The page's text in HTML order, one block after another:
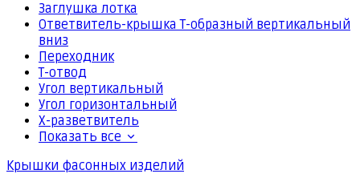
Заглушка лотка
Ответвитель-крышка Т-образный вертикальный
вниз
Переходник
Т-отвод
Угол вертикальный
Угол горизонтальный
Х-разветвитель
Показать все
Крышки фасонных изделий